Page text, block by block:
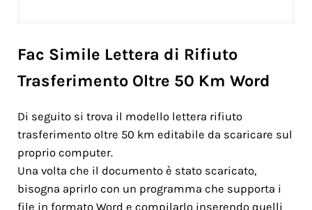
Fac Simile Lettera di Rifiuto
Trasferimento Oltre 50 Km Word
Di seguito si trova il modello lettera rifiuto
trasferimento oltre 50 km editabile da scaricare sul
proprio computer.
Una volta che il documento è stato scaricato,
bisogna aprirlo con un programma che supporta i
file in formato Word e compilarlo inserendo quelli